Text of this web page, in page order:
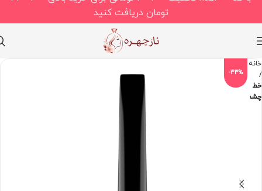
خانه
خط
چشم
-33%
تومان دریافت کنید